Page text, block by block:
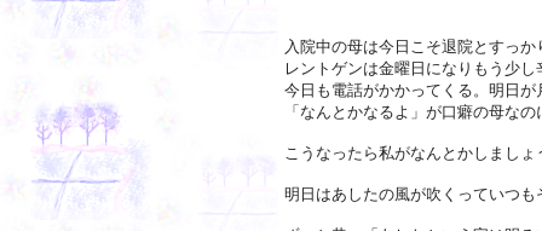
入院中の母は今日こそ退院とすっ
レントゲンは金曜日になりもう少
今日も電話がかかってくる。明日
「なんとかなるよ」が口癖の母な
こうなったら私がなんとかしまし
明日はあしたの風が吹くっていつも